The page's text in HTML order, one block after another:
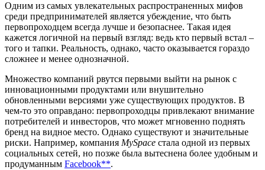
Одним из самых увлекательных распространенных мифов
среди предпринимателей является убеждение, что быть
первопроходцем всегда лучше и безопаснее. Такая идея
кажется логичной на первый взгляд: ведь кто первый встал –
того и тапки. Реальность, однако, часто оказывается гораздо
сложнее и менее однозначной.
Множество компаний рвутся первыми выйти на рынок с
инновационными продуктами или внушительно
обновленными версиями уже существующих продуктов. В
чем-то это оправдано: первопроходцы привлекают внимание
потребителей и инвесторов, что может мгновенно поднять
бренд на видное место. Однако существуют и значительные
риски. Например, компания MySpace стала одной из первых
социальных сетей, но позже была вытеснена более удобным и
продуманным Facebook**.